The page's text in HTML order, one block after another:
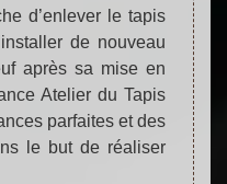
d’enlever le tapis
de nouveau
après sa mise en
Atelier du Tapis
parfaites et des
le but de réaliser